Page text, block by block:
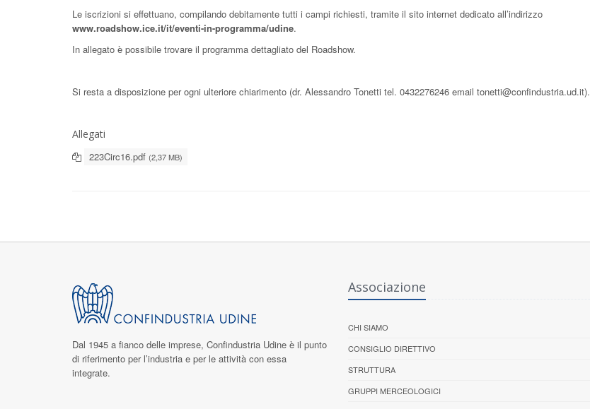
Le iscrizioni si effettuano, compilando debitamente tutti i campi richiesti, tramite il sito internet dedicato all’indirizzo
www.roadshow.ice.it/it/eventi-in-programma/udine.
In allegato è possibile trovare il programma dettagliato del Roadshow.
Si resta a disposizione per ogni ulteriore chiarimento (dr. Alessandro Tonetti tel. 0432276246 email tonetti@confindustria.ud.it).
Allegati
223Circ16.pdf (2,37 MB)
Dal 1945 a fianco delle imprese, Confindustria Udine è il punto
di riferimento per l’industria e per le attività con essa
integrate.
Associazione
CHI SIAMO
CONSIGLIO DIRETTIVO
STRUTTURA
GRUPPI MERCEOLOGICI